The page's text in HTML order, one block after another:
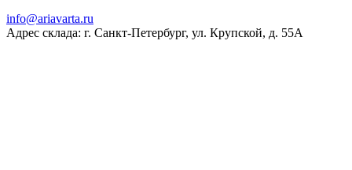
ur.atravaira@ofni
Адрес склада: г. Санкт-Петербург, ул. Крупской, д. 55А